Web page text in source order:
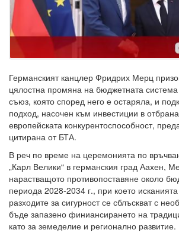
Германският канцлер Фридрих Мерц
цялостна промяна на бюджетната
съюз, която според него е остаряла, и
подход, насочен към инвестиции в
европейската конкурентоспособност,
цитирана от БТА.
В реч по време на церемонията по
„Карл Велики“ в германския град Аахен,
нарастващото противопоставяне около
периода 2028-2034 г., при което
разходите за сигурност се сблъскват с
бъде запазено финиансирането на
като за земеделие и регионално развитие.